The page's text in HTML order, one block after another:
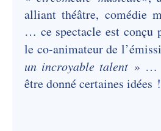
alliant théâtre, comédie
… ce spectacle est conçu
le co-animateur de
un incroyable talent » …
être donné certaines idées